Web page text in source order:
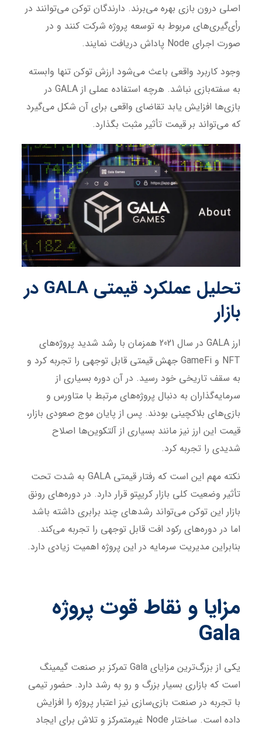
اصلی درون بازی بهره می‌برند. دارندگان توکن می‌توانند در
رأی‌گیری‌های مربوط به توسعه پروژه شرکت کنند و در
صورت اجرای Node پاداش دریافت نمایند.
وجود کاربرد واقعی باعث می‌شود ارزش توکن تنها وابسته
به سفته‌بازی نباشد. هرچه استفاده عملی از GALA در
بازی‌ها افزایش یابد تقاضای واقعی برای آن شکل می‌گیرد
که می‌تواند بر قیمت تأثیر مثبت بگذارد.
تحلیل عملکرد قیمتی GALA
در
بازار
ارز GALA در سال 2021 همزمان با رشد شدید پروژه‌های
NFT و GameFi جهش قیمتی قابل توجهی را تجربه کرد و
به سقف تاریخی خود رسید. در آن دوره بسیاری از
سرمایه‌گذاران به دنبال پروژه‌های مرتبط با متاورس و
بازی‌های بلاکچینی بودند. پس از پایان موج صعودی بازار،
قیمت این ارز نیز مانند بسیاری از آلتکوین‌ها اصلاح
شدیدی را تجربه کرد.
نکته مهم این است که رفتار قیمتی GALA به شدت تحت
تأثیر وضعیت کلی بازار کریپتو قرار دارد. در دوره‌های رونق
بازار این توکن می‌تواند رشدهای چند برابری داشته باشد
اما در دوره‌های رکود افت قابل توجهی را تجربه می‌کند.
بنابراین مدیریت سرمایه در این پروژه اهمیت زیادی دارد.
مزایا و نقاط قوت پروژه
Gala
یکی از بزرگ‌ترین مزایای Gala تمرکز بر صنعت گیمینگ
است که بازاری بسیار بزرگ و رو به رشد دارد. حضور تیمی
با تجربه در صنعت بازی‌سازی نیز اعتبار پروژه را افزایش
داده است. ساختار Node غیرمتمرکز و تلاش برای ایجاد